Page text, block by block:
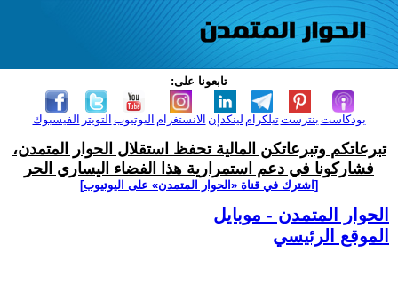
تابعونا على:
الفيسبوك التويتر اليوتيوب الانستغرام لينكدإن تيلكرامبنترست بودكاست
تبرعاتكم وتبرعاتكن المالية تحفظ استقلال الحوار المتمدن،
فشاركونا في دعم استمرارية هذا الفضاء اليساري الحر
[اشترك في قناة ‫«الحوار المتمدن» على اليوتيوب]
الحوار المتمدن - موبايل
الموقع الرئيسي